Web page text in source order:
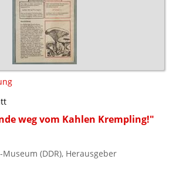
weg vom Kahlen Krempling!"
(DDR), Herausgeber